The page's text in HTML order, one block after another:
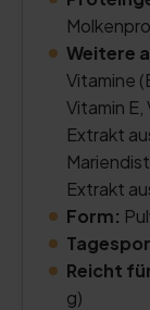
Weitere
Vitamine
Vitamin E,
Extrakt
Extrakt
Form:
Reicht
g)